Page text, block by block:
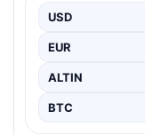
Manisa’da
USD
EUR
ALTIN
BTC